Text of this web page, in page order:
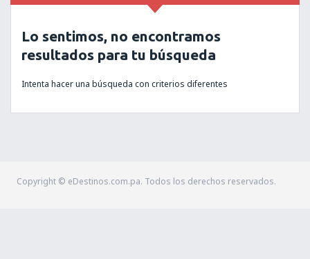
Lo sentimos, no encontramos
resultados para tu búsqueda
Intenta hacer una búsqueda con criterios diferentes
Copyright © eDestinos.com.pa. Todos los derechos reservados.